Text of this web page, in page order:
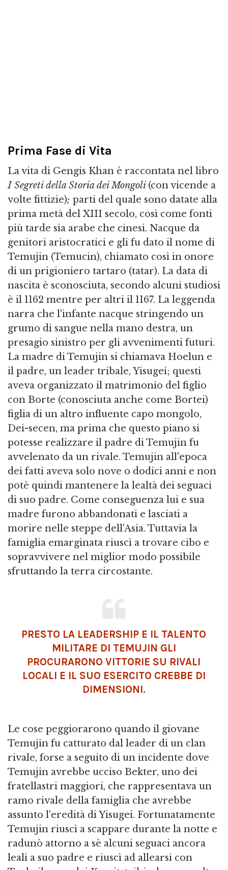
Prima Fase di Vita
La vita di Gengis Khan è raccontata nel libro
I Segreti della Storia dei Mongoli (con vicende a
volte fittizie); parti del quale sono datate alla
prima metà del XIII secolo, così come fonti
più tarde sia arabe che cinesi. Nacque da
genitori aristocratici e gli fu dato il nome di
Temujin (Temucin), chiamato così in onore
di un prigioniero tartaro (tatar). La data di
nascita è sconosciuta, secondo alcuni studiosi
è il 1162 mentre per altri il 1167. La leggenda
narra che l'infante nacque stringendo un
grumo di sangue nella mano destra, un
presagio sinistro per gli avvenimenti futuri.
La madre di Temujin si chiamava Hoelun e
il padre, un leader tribale, Yisugei; questi
aveva organizzato il matrimonio del figlio
con Borte (conosciuta anche come Bortei)
figlia di un altro influente capo mongolo,
Dei-secen, ma prima che questo piano si
potesse realizzare il padre di Temujin fu
avvelenato da un rivale. Temujin all'epoca
dei fatti aveva solo nove o dodici anni e non
potè quindi mantenere la lealtà dei seguaci
di suo padre. Come conseguenza lui e sua
madre furono abbandonati e lasciati a
morire nelle steppe dell'Asia. Tuttavia la
famiglia emarginata riuscì a trovare cibo e
sopravvivere nel miglior modo possibile
sfruttando la terra circostante.
PRESTO LA LEADERSHIP E IL TALENTO
MILITARE DI TEMUJIN GLI
PROCURARONO VITTORIE SU RIVALI
LOCALI E IL SUO ESERCITO CREBBE DI
DIMENSIONI.
Le cose peggiorarono quando il giovane
Temujin fu catturato dal leader di un clan
rivale, forse a seguito di un incidente dove
Temujin avrebbe ucciso Bekter, uno dei
fratellastri maggiori, che rappresentava un
ramo rivale della famiglia che avrebbe
assunto l'eredità di Yisugei. Fortunatamente
Temujin riuscì a scappare durante la notte e
radunò attorno a sè alcuni seguaci ancora
leali a suo padre e riuscì ad allearsi con